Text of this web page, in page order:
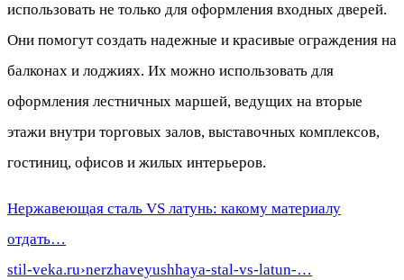
использовать не только для оформления входных дверей.
Они помогут создать надежные и красивые ограждения на
балконах и лоджиях. Их можно использовать для
оформления лестничных маршей, ведущих на вторые
этажи внутри торговых залов, выставочных комплексов,
гостиниц, офисов и жилых интерьеров.
Нержавеющая сталь VS латунь: какому материалу
отдать…
stil-veka.ru›nerzhaveyushhaya-stal-vs-latun-…